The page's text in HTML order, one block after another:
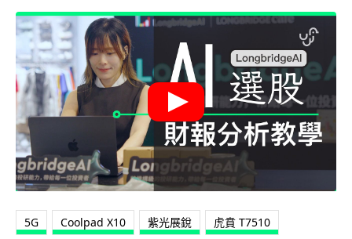
5G Coolpad X10 紫光展銳 虎賁 T7510